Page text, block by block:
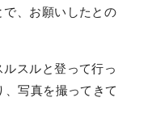
、お願いしたとの
スルと登って行っ
写真を撮ってきて